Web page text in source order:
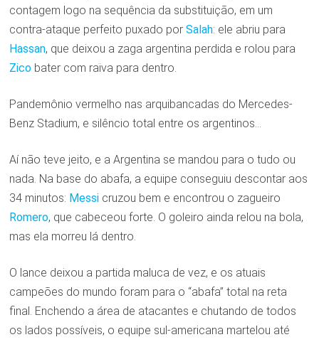
contagem logo na sequência da substituição, em um
contra-ataque perfeito puxado por Salah: ele abriu para
Hassan, que deixou a zaga argentina perdida e rolou para
Zicobater com raiva para dentro.
Pandemônio vermelho nas arquibancadas do Mercedes-
Benz Stadium, e silêncio total entre os argentinos…
Aí não teve jeito, e a Argentina se mandou para o tudo ou
nada. Na base do abafa, a equipe conseguiu descontar aos
34 minutos: Messicruzou bem e encontrou o zagueiro
Romero, que cabeceou forte. O goleiro ainda relou na bola,
mas ela morreu lá dentro.
O lance deixou a partida maluca de vez, e os atuais
campeões do mundo foram para o “abafa” total na reta
final. Enchendo a área de atacantes e chutando de todos
os lados possíveis, o equipe sul-americana martelou até